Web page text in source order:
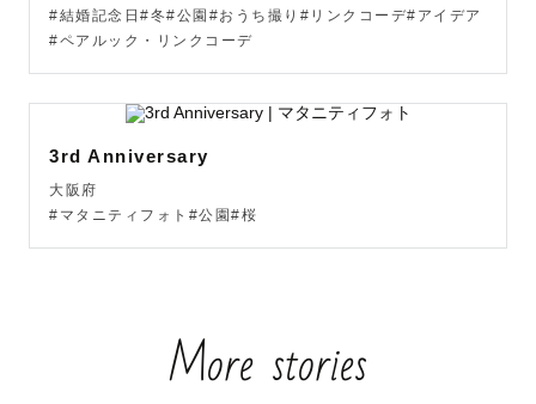
その場の光や自然光を生かして、いつもの雰囲気を壊さ
ず、素敵に切り撮ります。
【家族写真お任せください！】
家族を持ってからさらに家族写真愛が深まりました💓家族
写真は自分にとっても、また将来、お子さんにとっても宝
物になります。
と仲良くなることが得意です！普段笑えないお父さんもお
#結婚記念日#冬#公園#おうち撮り#リンクコーデ#アイデア
#ペアルック・リンクコーデ
3rd Anniversary
大阪府
#マタニティフォト#公園#桜
More stories